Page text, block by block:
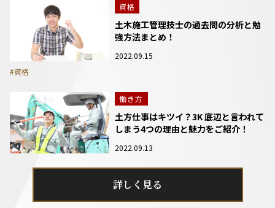
資格
土木施工管理技士の過去問の分析と勉
強方法まとめ！
2022.09.15
#資格
働き方
土方仕事はキツイ？3K 底辺と言われて
しまう4つの理由と魅力をご紹介！
2022.09.13
詳しく見る